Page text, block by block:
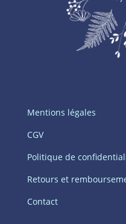
Mentions légales
CGV
Politique de
Retours et
Contact